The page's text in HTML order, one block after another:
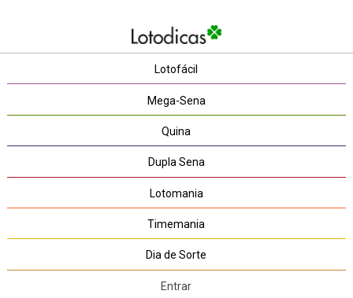
Lotofácil
Mega-Sena
Quina
Dupla Sena
Lotomania
Timemania
Dia de Sorte
Entrar